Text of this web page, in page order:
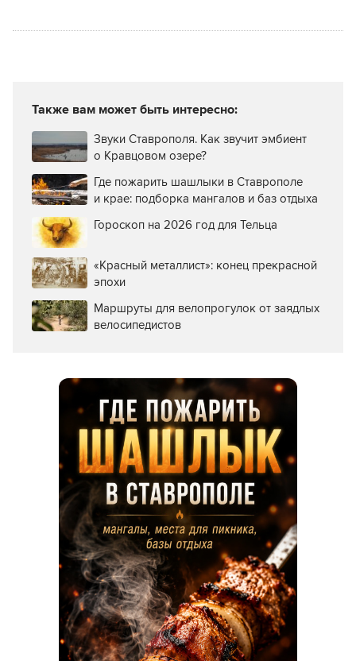
Также вам может быть интересно:
Звуки Ставрополя. Как звучит эмбиент
о Кравцовом озере?
Где пожарить шашлыки в Ставрополе
и крае: подборка мангалов и баз отдыха
Гороскоп на 2026 год для Тельца
«Красный металлист»: конец прекрасной
эпохи
Маршруты для велопрогулок от заядлых
велосипедистов